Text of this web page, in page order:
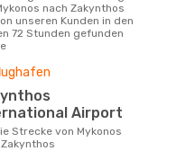
nach Zakynthos
unseren Kunden in den
72 Stunden gefunden
Airport